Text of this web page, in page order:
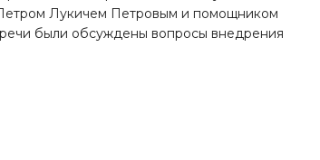
Лукичем Петровым и помощником
были обсуждены вопросы внедрения